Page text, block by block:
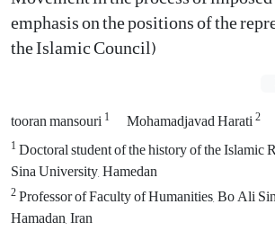
emphasis on the positions of the
the Islamic Council)
tooran mansouri1 Mohamadjavad Harati2
1Doctoral student of the history of the Islamic
Sina University, Hamedan
2Professor of Faculty of Humanities, Bo Ali
Hamadan, Iran